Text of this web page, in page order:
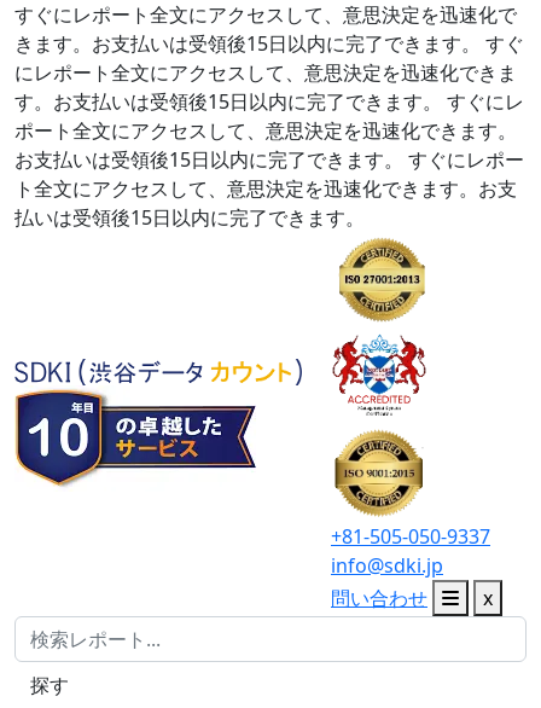
すぐにレポート全文にアクセスして、意思決定を迅速化で
きます。お支払いは受領後15日以内に完了できます。
すぐ
にレポート全文にアクセスして、意思決定を迅速化できま
す。お支払いは受領後15日以内に完了できます。
すぐにレ
ポート全文にアクセスして、意思決定を迅速化できます。
お支払いは受領後15日以内に完了できます。
すぐにレポー
ト全文にアクセスして、意思決定を迅速化できます。お支
払いは受領後15日以内に完了できます。
+81-505-050-9337
info@sdki.jp
問い合わせ
x
探す